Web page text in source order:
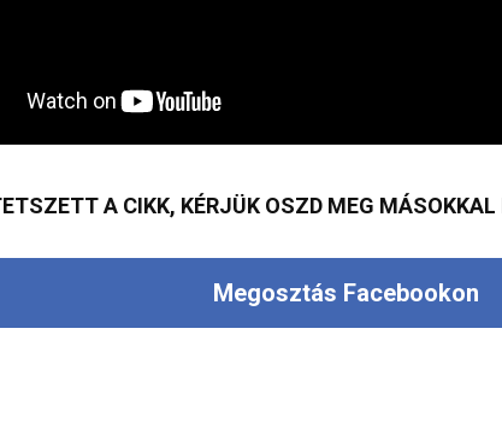
A CIKK, KÉRJÜK OSZD MEG MÁSOKKAL
Megosztás Facebookon